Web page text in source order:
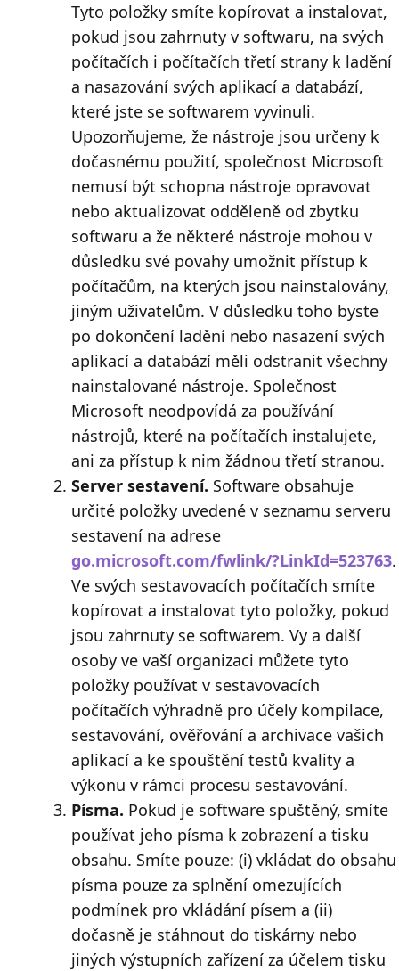
Tyto položky smíte kopírovat a instalovat,
pokud jsou zahrnuty v softwaru, na svých
počítačích i počítačích třetí strany k ladění
a nasazování svých aplikací a databází,
které jste se softwarem vyvinuli.
Upozorňujeme, že nástroje jsou určeny k
dočasnému použití, společnost Microsoft
nemusí být schopna nástroje opravovat
nebo aktualizovat odděleně od zbytku
softwaru a že některé nástroje mohou v
důsledku své povahy umožnit přístup k
počítačům, na kterých jsou nainstalovány,
jiným uživatelům. V důsledku toho byste
po dokončení ladění nebo nasazení svých
aplikací a databází měli odstranit všechny
nainstalované nástroje. Společnost
Microsoft neodpovídá za používání
nástrojů, které na počítačích instalujete,
ani za přístup k nim žádnou třetí stranou.
Server sestavení. Software obsahuje
určité položky uvedené v seznamu serveru
sestavení na adrese
go.microsoft.com/fwlink/?LinkId=523763.
Ve svých sestavovacích počítačích smíte
kopírovat a instalovat tyto položky, pokud
jsou zahrnuty se softwarem. Vy a další
osoby ve vaší organizaci můžete tyto
položky používat v sestavovacích
počítačích výhradně pro účely kompilace,
sestavování, ověřování a archivace vašich
aplikací a ke spouštění testů kvality a
výkonu v rámci procesu sestavování.
Písma. Pokud je software spuštěný, smíte
používat jeho písma k zobrazení a tisku
obsahu. Smíte pouze: (i) vkládat do obsahu
písma pouze za splnění omezujících
podmínek pro vkládání písem a (ii)
dočasně je stáhnout do tiskárny nebo
jiných výstupních zařízení za účelem tisku